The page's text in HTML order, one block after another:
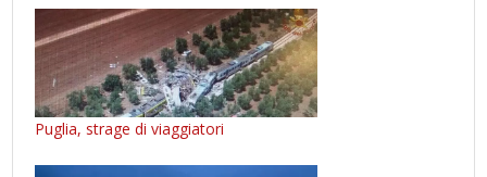
Puglia, strage di viaggiatori